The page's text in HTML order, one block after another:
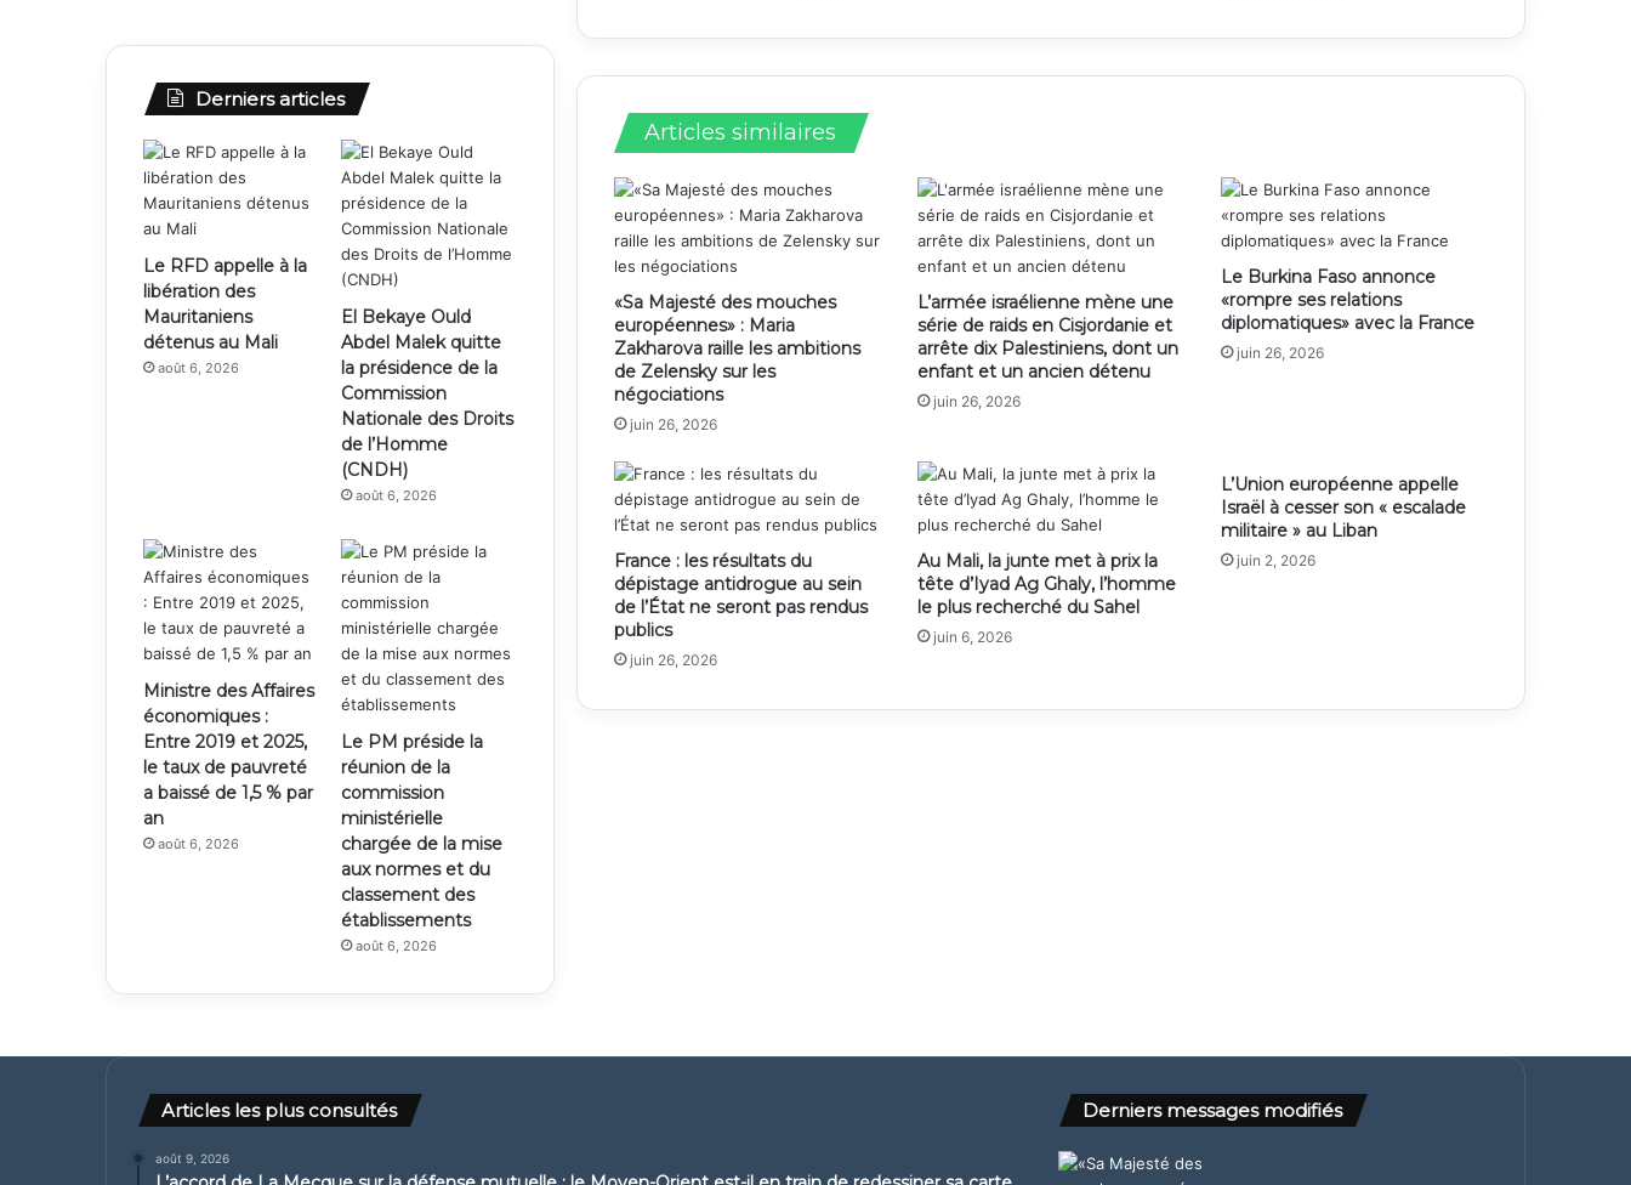
Articles similaires
«Sa Majesté des mouches
européennes» : Maria
Zakharova raille les ambitions
de Zelensky sur les
négociations
juin 26, 2026
L’armée israélienne mène une
série de raids en Cisjordanie et
arrête dix Palestiniens, dont un
enfant et un ancien détenu
juin 26, 2026
Le Burkina Faso annonce
«rompre ses relations
diplomatiques» avec la France
juin 26, 2026
France : les résultats du
dépistage antidrogue au sein
de l’État ne seront pas rendus
publics
juin 26, 2026
Au Mali, la junte met à prix la
tête d’Iyad Ag Ghaly, l’homme
le plus recherché du Sahel
juin 6, 2026
L’Union européenne appelle
Israël à cesser son « escalade
militaire » au Liban
juin 2, 2026
Derniers articles
Le RFD appelle à la
libération des
Mauritaniens
détenus au Mali
août 6, 2026
El Bekaye Ould
Abdel Malek quitte
la présidence de la
Commission
Nationale des Droits
de l’Homme
(CNDH)
août 6, 2026
Ministre des Affaires
économiques :
Entre 2019 et 2025,
le taux de pauvreté
a baissé de 1,5 % par
an
août 6, 2026
Le PM préside la
réunion de la
commission
ministérielle
chargée de la mise
aux normes et du
classement des
établissements
août 6, 2026
Articles les plus consultés
août 9, 2026
Derniers messages modifiés